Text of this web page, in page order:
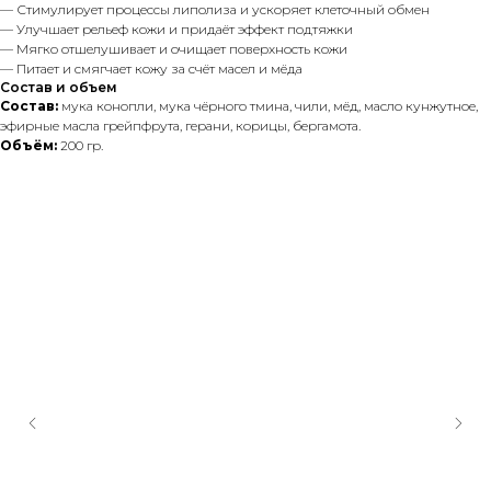
— Стимулирует процессы липолиза и ускоряет клеточный обмен
— Улучшает рельеф кожи и придаёт эффект подтяжки
— Мягко отшелушивает и очищает поверхность кожи
— Питает и смягчает кожу за счёт масел и мёда
Состав и объем
Состав: мука конопли, мука чёрного тмина, чили, мёд, масло кунжутное,
эфирные масла грейпфрута, герани, корицы, бергамота.
Объём: 200 гр.